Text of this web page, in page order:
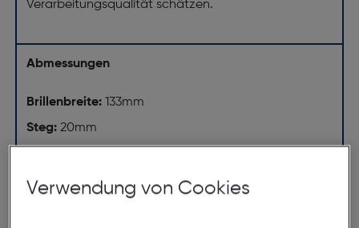
Verarbeitungsqualität schätzen.
Abmessungen
Brillenbreite: 133mm
Steg: 20mm
Bügellänge: 145mm
Verwendung von Cookies